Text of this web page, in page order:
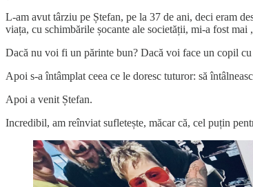
L-am avut târziu pe Ștefan, pe la 37 de ani, deci eram
viața, cu schimbările șocante ale societății, mi-a fost mai
Dacă nu voi fi un părinte bun? Dacă voi face un copil
Apoi s-a întâmplat ceea ce le doresc tuturor: să
Apoi a venit Ștefan.
Incredibil, am reînviat sufletește, măcar că, cel puțin